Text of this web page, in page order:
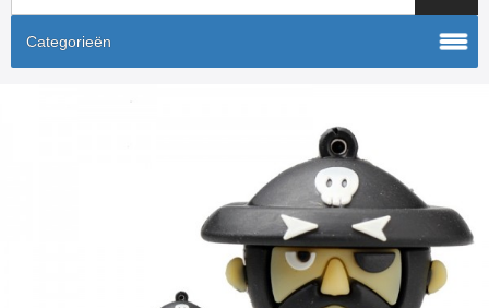
Categorieën